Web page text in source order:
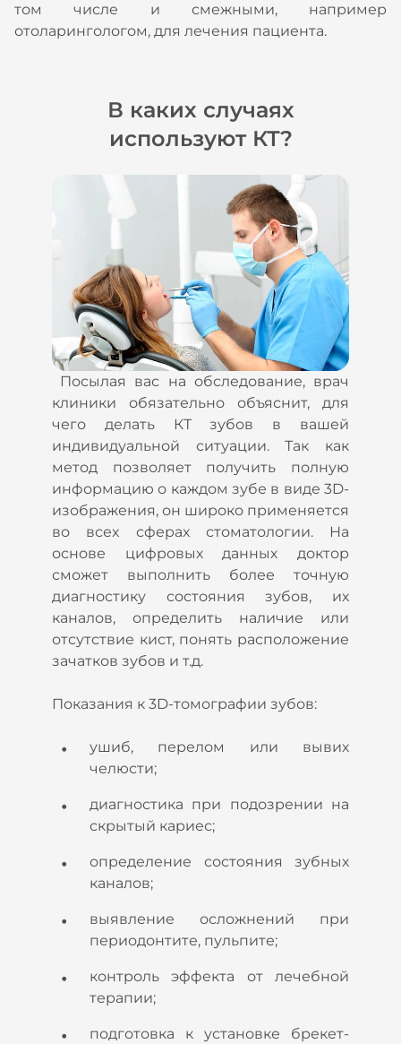
том числе и смежными, например
отоларингологом, для лечения пациента.
В каких случаях
используют КТ?
Посылая вас на обследование, врач
клиники обязательно объяснит, для
чего делать КТ зубов в вашей
индивидуальной ситуации. Так как
метод позволяет получить полную
информацию о каждом зубе в виде 3D-
изображения, он широко применяется
во всех сферах стоматологии. На
основе цифровых данных доктор
сможет выполнить более точную
диагностику состояния зубов, их
каналов, определить наличие или
отсутствие кист, понять расположение
зачатков зубов и т.д.
Показания к 3D-томографии зубов:
ушиб, перелом или вывих
челюсти;
диагностика при подозрении на
скрытый кариес;
определение состояния зубных
каналов;
выявление осложнений при
периодонтите, пульпите;
контроль эффекта от лечебной
терапии;
подготовка к установке брекет-